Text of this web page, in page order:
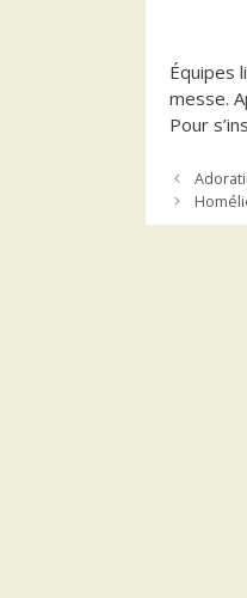
Équipes
messe.
Pour